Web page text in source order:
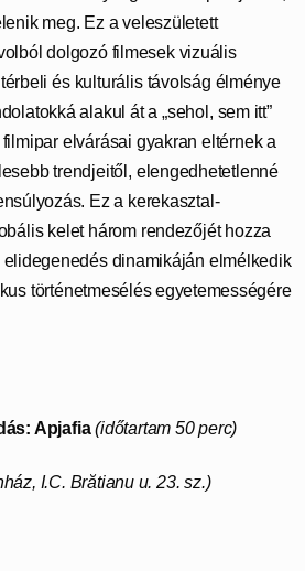
meg. Ez a veleszületett
dolgozó filmesek vizuális
és kulturális távolság élménye
alakul át a „sehol, sem itt”
elvárásai gyakran eltérnek a
trendjeitől, elengedhetetlenné
Ez a kerekasztal-
kelet három rendezőjét hozza
dinamikáján elmélkedik
történetmesélés egyetemességére
Apjafia(időtartam 50 perc)
I.C. Brătianu u. 23. sz.)